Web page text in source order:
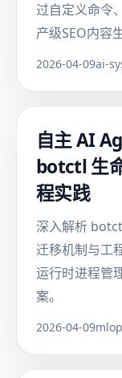
过自定义命令
产级SEO内容
2026-04-09ai-
自主 AI
botctl 生
程实践
深入解析
迁移机制与工
运行时进程管
案。
2026-04-09